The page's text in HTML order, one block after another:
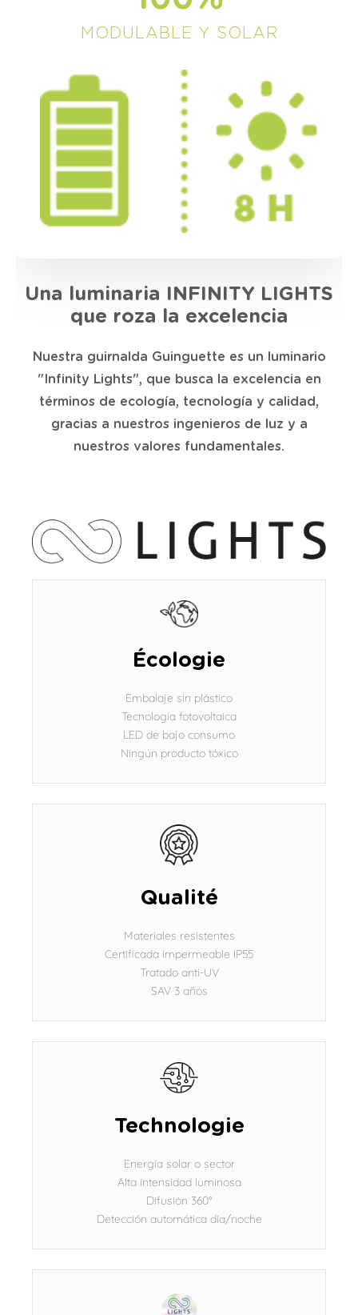
MODULABLE Y SOLAR
Una luminaria INFINITY LIGHTS
que roza la excelencia
Nuestra guirnalda Guinguette es un luminario
"Infinity Lights", que busca la excelencia en
términos de ecología, tecnología y calidad,
gracias a nuestros ingenieros de luz y a
nuestros valores fundamentales.
Écologie
Embalaje sin plástico
Tecnología fotovoltaica
LED de bajo consumo
Ningún producto tóxico
Qualité
Materiales resistentes
Certificada impermeable IP55
Tratado anti-UV
SAV 3 años
Technologie
Energía solar o sector
Alta intensidad luminosa
Difusión 360°
Detección automática día/noche